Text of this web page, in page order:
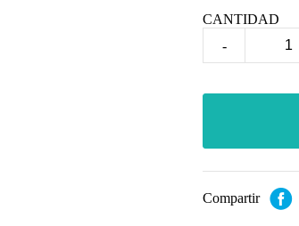
CANTIDAD
-
Compartir